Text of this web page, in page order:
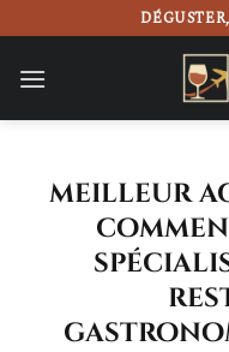
au
contenu
meilleur